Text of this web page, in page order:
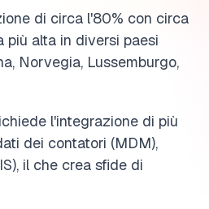
di circa l'80% con circa
più alta in diversi paesi
Norvegia, Lussemburgo,
l'integrazione di più
dei contatori (MDM),
il che crea sfide di